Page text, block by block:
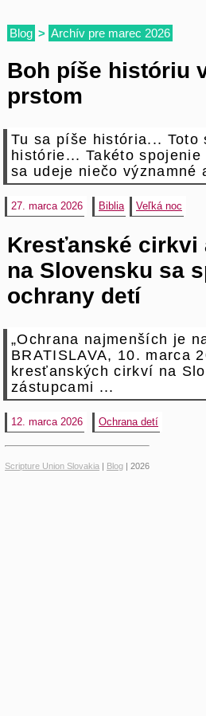
Blog > Archív pre marec 2026
Boh píše históriu
prstom
Tu sa píše história... Toto
histórie... Takéto
sa udeje niečo významné
27. marca 2026 Biblia Veľká noc
Kresťanské cirkvi
na Slovensku sa
ochrany detí
„Ochrana najmenších je
BRATISLAVA, 10. marca
kresťanských cirkví na
zástupcami ...
12. marca 2026 Ochrana detí
Scripture Union Slovakia | Blog | 2026